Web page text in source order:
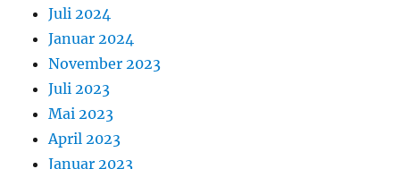
Juli 2024
Januar 2024
November 2023
Juli 2023
Mai 2023
April 2023
Januar 2023